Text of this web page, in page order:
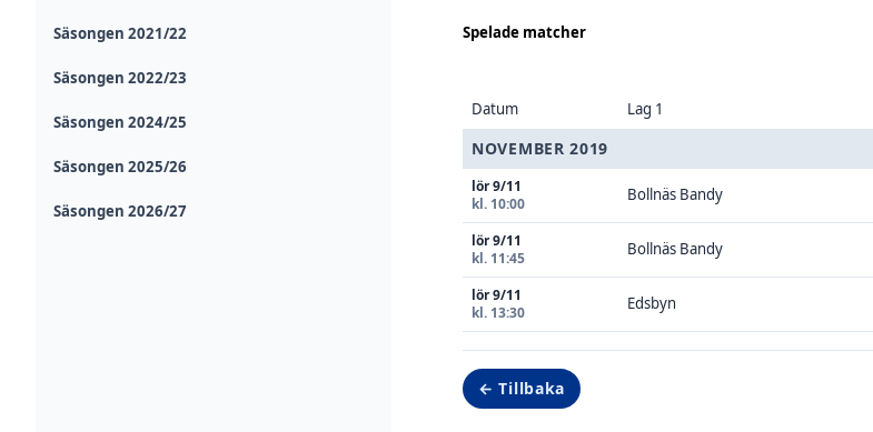
Säsongen 2021/22
Säsongen 2022/23
Säsongen 2024/25
Säsongen 2025/26
Säsongen 2026/27
Spelade matcher
Datum Lag 1
NOVEMBER 2019
lör 9/11
kl. 10:00
Bollnäs Bandy
lör 9/11
kl. 11:45
Bollnäs Bandy
lör 9/11
kl. 13:30
Edsbyn
← Tillbaka